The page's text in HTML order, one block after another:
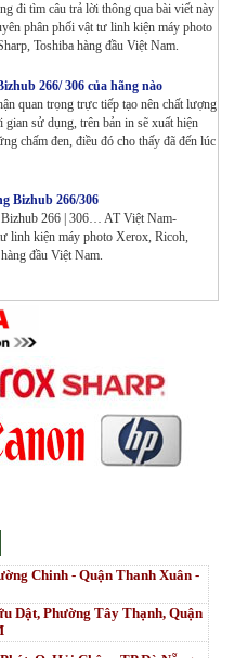
GP3300DW in Đảo mặt ,
GM3310DW in , scan ,
2554 | 2555 | 3054 |
5054 | 6054 | 4055 | 5055 |
M610dn | M611dn |
MFP M634 | MFP M635 |
Có chip_HALLOYA
đi tìm câu trả lời thông qua bài viết này
phân phối vật tư linh kiện máy photo
Toshiba hàng đầu Việt Nam.
266/ 306 của hãng nào
quan trọng trực tiếp tạo nên chất lượng
gian sử dụng, trên bản in sẽ xuất hiện
chấm đen, điều đó cho thấy đã đến lúc
Bizhub 266/306
Bizhub 266 | 306… AT Việt Nam-
linh kiện máy photo Xerox, Ricoh,
đầu Việt Nam.
Chinh - Quận Thanh Xuân -
Dật, Phường Tây Thạnh, Quận